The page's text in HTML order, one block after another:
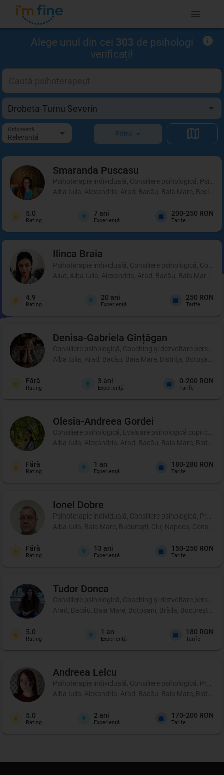
Alege unul din cei 303 de psihologi
verificați!
Ordonează
Relevanţă Filtre
Smaranda Puscasu
Psihoterapie individuală, Consiliere psihologică,
Alba Iulia, Alexandria, Arad, Bacău, Baia Mare,
5.0
Rating
7 ani
Experienţă
200-250 RON
Tarife
Ilinca Braia
Psihoterapie individuală, Consiliere psihologică,
Aiud, Alba Iulia, Alexandria, Arad, Bacău, Baia Mare,
4.9
Rating
20 ani
Experienţă
250 RON
Tarife
Denisa-Gabriela Gînțăgan
Consiliere psihologică, Coaching şi dezvoltare
Alba Iulia, Arad, Bacău, Baia Mare, Bistrița, Botoșani,
Fără
Rating
3 ani
Experienţă
0-200 RON
Tarife
Olesia-Andreea Gordei
Consiliere psihologică, Evaluare psihologică copii cu
Alba Iulia, Alexandria, Arad, Bacău, Baia Mare,
Fără
Rating
1 an
Experienţă
180-280 RON
Tarife
Ionel Dobre
Psihoterapie individuală, Consiliere psihologică, Profil
Alba Iulia, Baia Mare, București, Cluj-Napoca,
Fără
Rating
13 ani
Experienţă
150-250 RON
Tarife
Tudor Donca
Consiliere psihologică, Coaching şi dezvoltare
Arad, Bacău, Baia Mare, Botoșani, Brăila, București,
5.0
Rating
1 an
Experienţă
180 RON
Tarife
Andreea Lelcu
Psihoterapie individuală, Consiliere psihologică, Profil
Alba Iulia, Alexandria, Arad, Bacău, Baia Mare,
5.0
Rating
2 ani
Experienţă
170-200 RON
Tarife